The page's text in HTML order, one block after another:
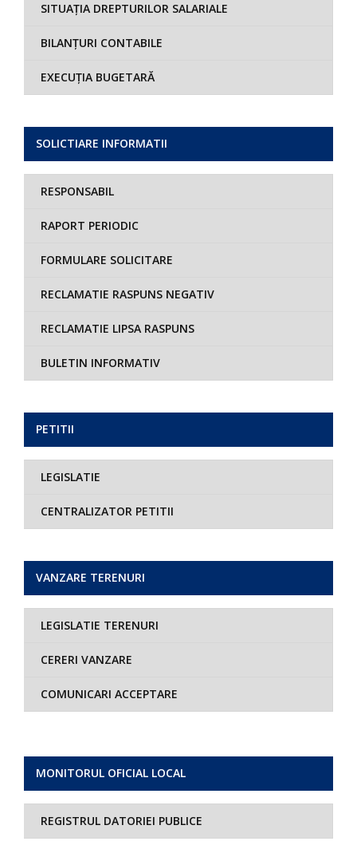
MONITORUL OFICIAL LOCAL
REGISTRUL DATORIEI PUBLICE
SITUAȚIA DREPTURILOR SALARIALE
BILANȚURI CONTABILE
EXECUȚIA BUGETARĂ
SOLICTIARE INFORMATII
RESPONSABIL
RAPORT PERIODIC
FORMULARE SOLICITARE
RECLAMATIE RASPUNS NEGATIV
RECLAMATIE LIPSA RASPUNS
BULETIN INFORMATIV
PETITII
LEGISLATIE
CENTRALIZATOR PETITII
VANZARE TERENURI
LEGISLATIE TERENURI
CERERI VANZARE
COMUNICARI ACCEPTARE